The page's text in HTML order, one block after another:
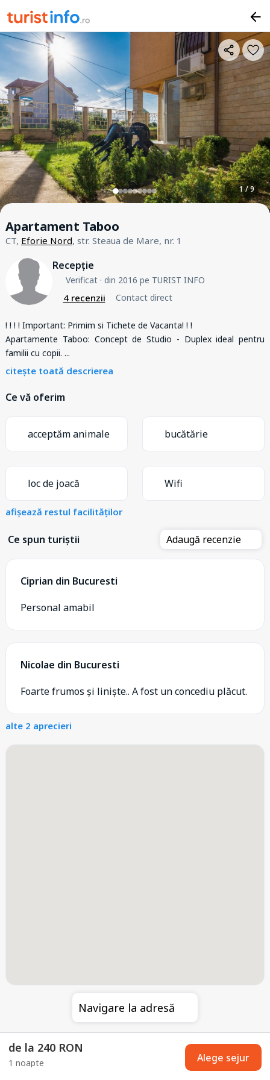
1 / 9
Apartament Taboo
CT, Eforie Nord, str. Steaua de Mare, nr. 1
Recepție
Verificat· din 2016 pe TURIST INFO
4 recenzii Contact direct
! ! ! ! Important: Primim si Tichete de Vacanta! ! !
Apartamente Taboo: Concept de Studio - Duplex ideal pentru
familii cu copii. ...
citește toată descrierea
Ce vă oferim
acceptăm animale bucătărie
loc de joacă Wifi
afișează restul facilităților
Ce spun turiștii Adaugă recenzie
Ciprian din Bucuresti
Personal amabil
Nicolae din Bucuresti
Foarte frumos și liniște.. A fost un concediu plăcut.
alte 2 aprecieri
Navigare la adresă
de la 240 RON
1 noapte Alege sejur